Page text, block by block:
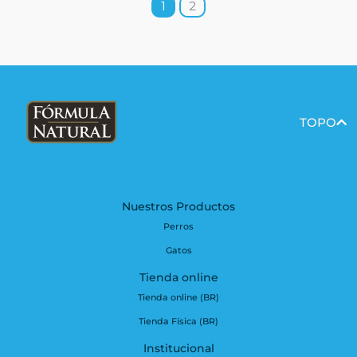
1 2
TOPO
Nuestros Productos
Perros
Gatos
Tienda online
Tienda online (BR)
Tienda Física (BR)
Institucional